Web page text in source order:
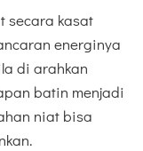
secara kasat
energinya
di arahkan
batin menjadi
niat bisa